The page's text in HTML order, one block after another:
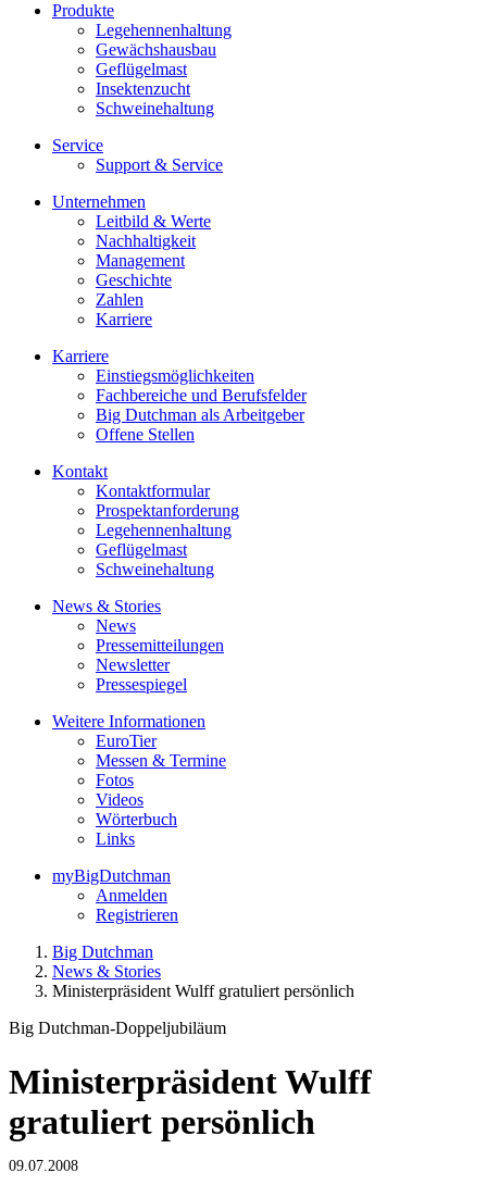
Produkte
Legehennenhaltung
Gewächshausbau
Geflügelmast
Insektenzucht
Schweinehaltung
Service
Support & Service
Unternehmen
Leitbild & Werte
Nachhaltigkeit
Management
Geschichte
Zahlen
Karriere
Karriere
Einstiegsmöglichkeiten
Fachbereiche und Berufsfelder
Big Dutchman als Arbeitgeber
Offene Stellen
Kontakt
Kontaktformular
Prospektanforderung
Legehennenhaltung
Geflügelmast
Schweinehaltung
News & Stories
News
Pressemitteilungen
Newsletter
Pressespiegel
Weitere Informationen
EuroTier
Messen & Termine
Fotos
Videos
Wörterbuch
Links
myBigDutchman
Anmelden
Registrieren
Big Dutchman
News & Stories
Ministerpräsident Wulff gratuliert persönlich
Big Dutchman-Doppeljubiläum
Ministerpräsident Wulff
gratuliert persönlich
09.07.2008